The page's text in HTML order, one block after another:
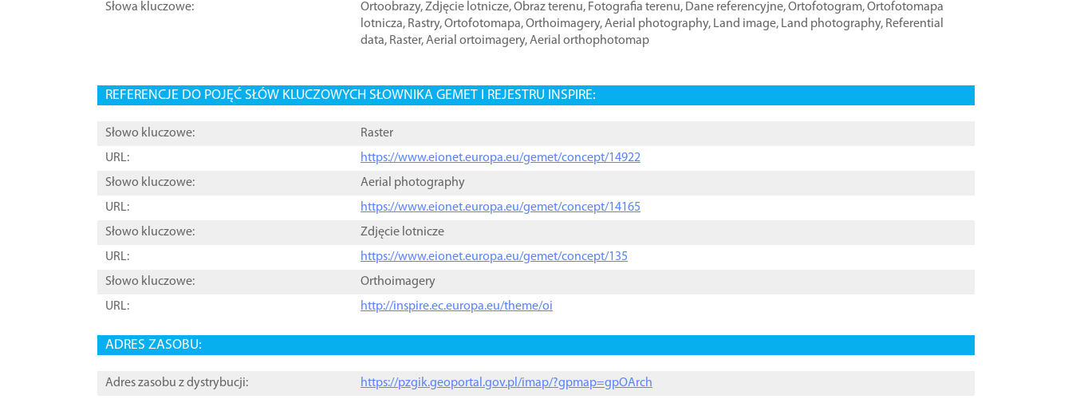
Słowa kluczowe:
Ortoobrazy,Zdjęcie lotnicze,Obraz terenu, Fotografia terenu, Dane referencyjne,Ortofotogram,Ortofotomapa
lotnicza, Rastry,Ortofotomapa,Orthoimagery,Aerial photography, Land image, Land photography, Referential
data, Raster,Aerial ortoimagery,Aerial orthophotomap
REFERENCJE DO POJĘĆ SŁÓW KLUCZOWYCH SŁOWNIKA GEMET I REJESTRU INSPIRE:
Słowo kluczowe:
Raster
URL:
https://www.eionet.europa.eu/gemet/concept/14922
Słowo kluczowe:
Aerial photography
URL:
https://www.eionet.europa.eu/gemet/concept/14165
Słowo kluczowe:
Zdjęcie lotnicze
URL:
https://www.eionet.europa.eu/gemet/concept/135
Słowo kluczowe:
Orthoimagery
URL:
http://inspire.ec.europa.eu/theme/oi
ADRES ZASOBU:
Adres zasobu z dystrybucji: https://pzgik.geoportal.gov.pl/imap/?gpmap=gpOArch